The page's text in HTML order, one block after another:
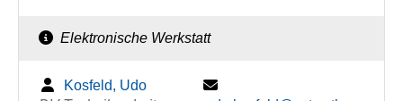
Elektronische Werkstatt
Kosfeld, Udo